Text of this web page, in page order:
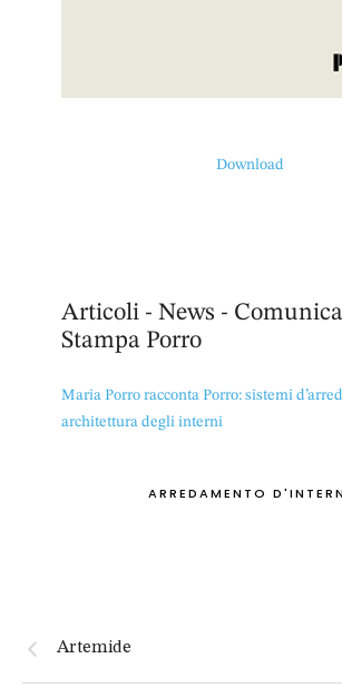
Download
Articoli - News -
Stampa Porro
Maria Porro racconta Porro: sistemi
architettura degli interni
ARREDAMENTO
Artemide